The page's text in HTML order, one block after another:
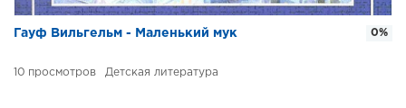
Гауф Вильгельм - Маленький мук
10 Детская литература
0%